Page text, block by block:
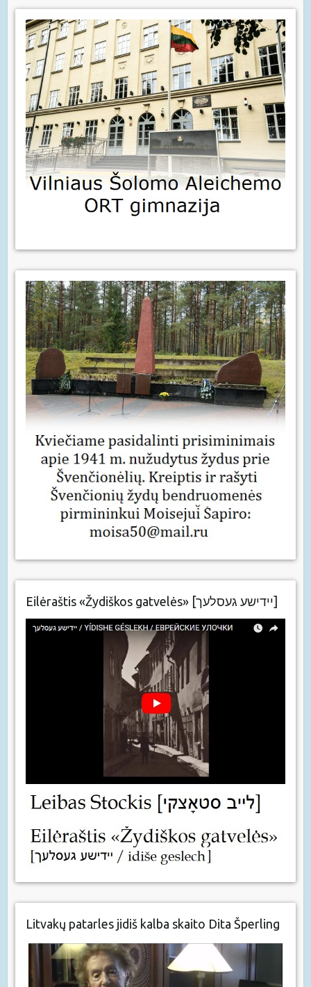
Eilėraštis «Žydiškos gatvelės» [יידישע געסלעך]
Litvakų patarles jidiš kalba skaito Dita Šperling